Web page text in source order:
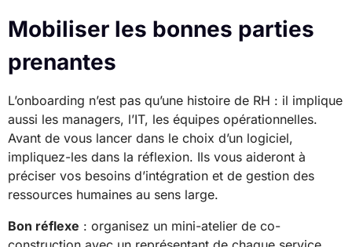
Mobiliser les bonnes parties
prenantes
L’onboarding n’est pas qu’une histoire de RH : il implique
aussi les managers, l’IT, les équipes opérationnelles.
Avant de vous lancer dans le choix d’un logiciel,
impliquez-les dans la réflexion. Ils vous aideront à
préciser vos besoins d’intégration et de gestion des
ressources humaines au sens large.
Bon réflexe : organisez un mini-atelier de co-